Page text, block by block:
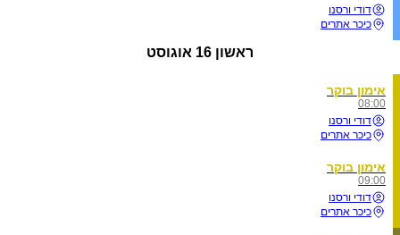
דודי ורסנו
כיכר אתרים
ראשון 16 אוגוסט
אימון בוקר
08:00
דודי ורסנו
כיכר אתרים
אימון בוקר
09:00
דודי ורסנו
כיכר אתרים